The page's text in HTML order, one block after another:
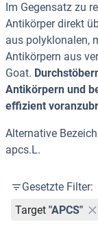
Im Gegensatz zu
Antikörper direkt
aus polyklonalen,
Antikörpern aus
Goat.
Antikörpern und
effizient
Alternative
apcs.L.
Gesetzte Filter:
Target "APCS"